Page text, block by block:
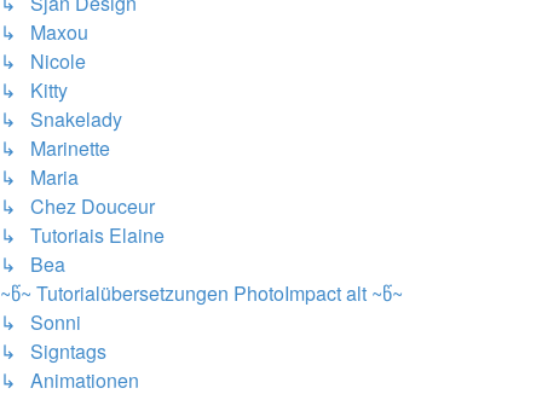
↳ Maxou
↳ Nicole
↳ Kitty
↳ Snakelady
↳ Marinette
↳ Maria
↳ Chez Douceur
↳ Tutoriais Elaine
↳ Bea
~წ~ Tutorialübersetzungen PhotoImpact alt ~წ~
↳ Sonni
↳ Signtags
↳ Animationen